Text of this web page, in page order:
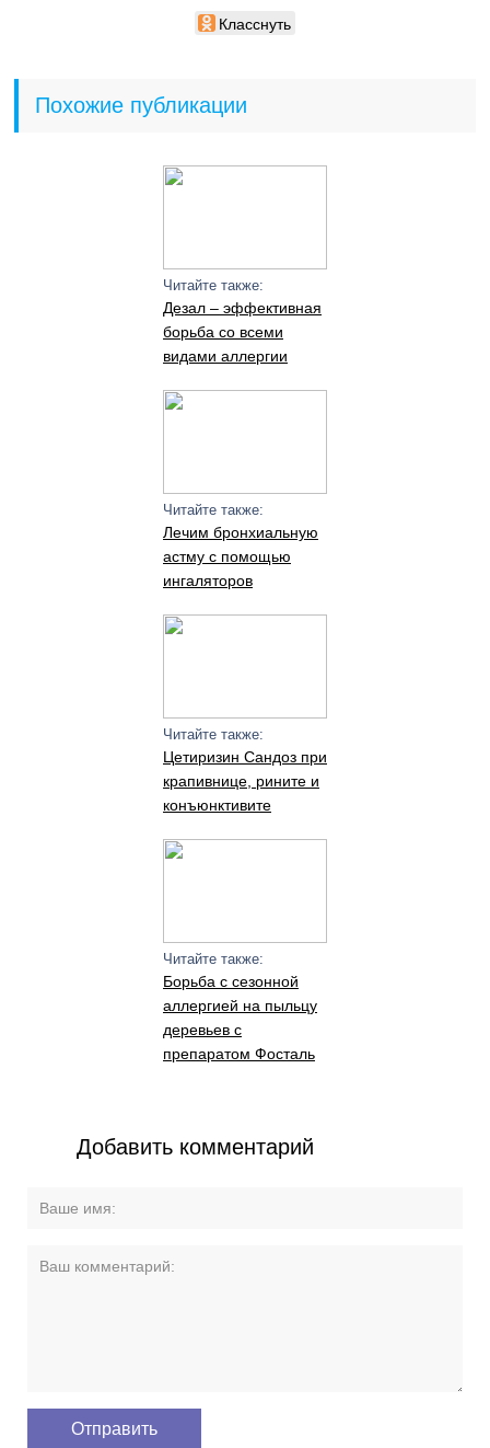
Класснуть
Похожие публикации
Читайте также:
Дезал – эффективная
борьба со всеми
видами аллергии
Читайте также:
Лечим бронхиальную
астму с помощью
ингаляторов
Читайте также:
Цетиризин Сандоз при
крапивнице, рините и
конъюнктивите
Читайте также:
Борьба с сезонной
аллергией на пыльцу
деревьев с
препаратом Фосталь
Добавить комментарий